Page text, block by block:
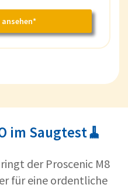
ansehen*
im Saugtest🧹
der Proscenic M8
für eine ordentliche